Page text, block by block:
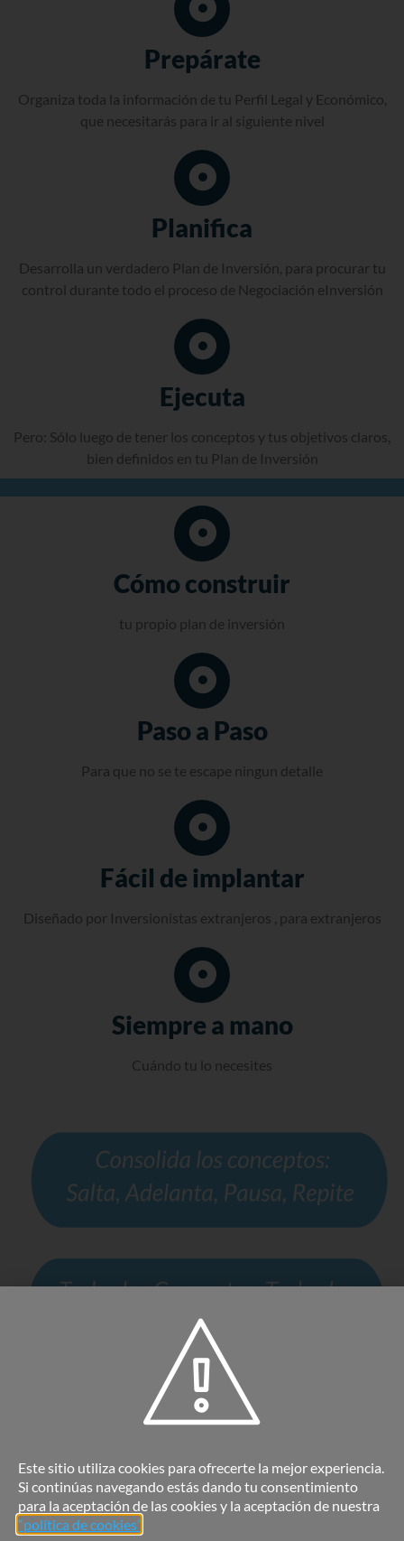
Prepárate
Organiza toda la información de tu Perfil Legal y Económico,
que necesitarás para ir al siguiente nivel
Planifica
Desarrolla un verdadero Plan de Inversión, para procurar tu
control durante todo el proceso de Negociación eInversión
Ejecuta
Pero: Sólo luego de tener los conceptos y tus objetivos claros,
bien definidos en tu Plan de Inversión
Cómo construir
tu propio plan de inversión
Paso a Paso
Para que no se te escape ningun detalle
Fácil de implantar
Diseñado por Inversionistas extranjeros , para extranjeros
Siempre a mano
Cuándo tu lo necesites
Este sitio utiliza cookies para ofrecerte la mejor experiencia.
Si continúas navegando estás dando tu consentimiento
para la aceptación de las cookies y la aceptación de nuestra
“política de cookies”